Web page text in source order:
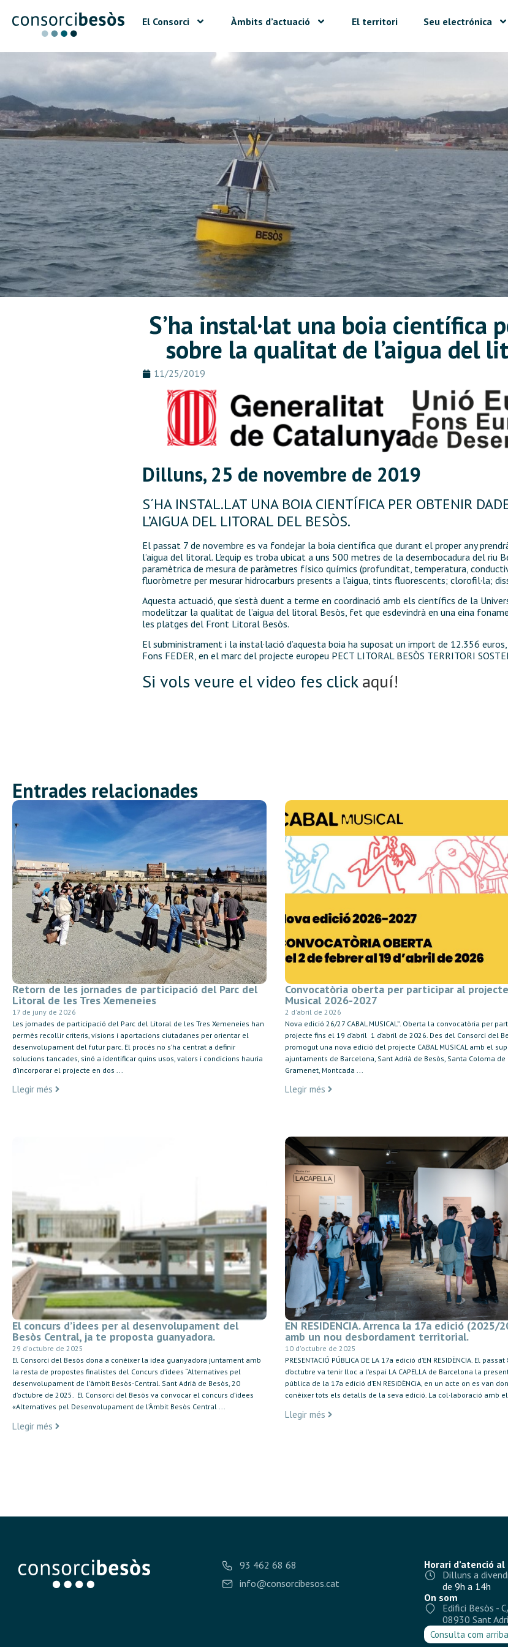
El Consorci Àmbits d’actuació El territori Seu electrónica
S’ha instal·lat una boia científica
sobre la qualitat de l’aigua del
11/25/2019
Dilluns, 25 de novembre de 2019
S´HA INSTAL.LAT UNA BOIA CIENTÍFICA PER OBTENIR
L’AIGUA DEL LITORAL DEL BESÒS.
El passat 7 de novembre es va fondejar la boia científica que durant el proper any
l’aigua del litoral. L’equip es troba ubicat a uns 500 metres de la desembocadura del riu
paramètrica de mesura de paràmetres físico químics (profunditat, temperatura,
fluoròmetre per mesurar hidrocarburs presents a l’aigua, tints fluorescents; clorofil·la;
Aquesta actuació, que s’està duent a terme en coordinació amb els científics de la
modelitzar la qualitat de l’aigua del litoral Besòs, fet que esdevindrà en una eina
les platges del Front Litoral Besòs.
El subministrament i la instal·lació d’aquesta boia ha suposat un import de 12.356
Fons FEDER, en el marc del projecte europeu PECT LITORAL BESÒS TERRITORI
Si vols veure el video fes clickaquí!
Entrades relacionades
Retorn de les jornades de participació del Parc del
Litoral de les Tres Xemeneies
17 de juny de 2026
Les jornades de participació del Parc del Litoral de les Tres Xemeneies han
permès recollir criteris, visions i aportacions ciutadanes per orientar el
desenvolupament del futur parc. El procés no s’ha centrat a definir
solucions tancades, sinó a identificar quins usos, valors i condicions hauria
d’incorporar el projecte en dos ...
Llegir més
Convocatòria oberta per participar al
Musical 2026-2027
2 d'abril de 2026
Nova edició 26/27 CABAL MUSICAL”. Oberta la convocatòria per
projecte fins el 19 d’abril 1 d’abril de 2026. Des del Consorci del
promogut una nova edició del projecte CABAL MUSICAL amb el
ajuntaments de Barcelona, Sant Adrià de Besòs, Santa Coloma de
Gramenet, Montcada ...
Llegir més
El concurs d’idees per al desenvolupament del
Besòs Central, ja te proposta guanyadora.
29 d'octubre de 2025
El Consorci del Besòs dona a conèixer la idea guanyadora juntament amb
la resta de propostes finalistes del Concurs d’idees “Alternatives pel
desenvolupament de l’àmbit Besòs-Central. Sant Adrià de Besòs, 20
d’octubre de 2025. El Consorci del Besòs va convocar el concurs d’idees
«Alternatives pel Desenvolupament de l’Àmbit Besòs Central ...
Llegir més
EN RESIDENCIA. Arrenca la 17a edició (2025/
amb un nou desbordament territorial.
10 d'octubre de 2025
PRESENTACIÓ PÚBLICA DE LA 17a edició d’EN RESIDÈNCIA. El passat
d’octubre va tenir lloc a l’espai LA CAPELLA de Barcelona la
pública de la 17a edició d’EN RESiDÈNCiA, en un acte on es van
conèixer tots els detalls de la seva edició. La col·laboració amb
Llegir més
93 462 68 68
info@consorcibesos.cat
Horari d’atenció
Dilluns a
de 9h a 14h
On som
Edifici Besòs -
08930 Sant
Consulta com